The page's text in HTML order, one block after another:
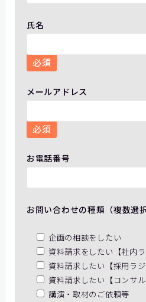
氏名
必須
メールアドレス
必須
お電話番号
お問い合わせの種類（複数選択
企画の相談をしたい
資料請求をしたい【社内
資料請求したい【採用ラジ
資料請求したい【コンサル
講演・取材のご依頼等